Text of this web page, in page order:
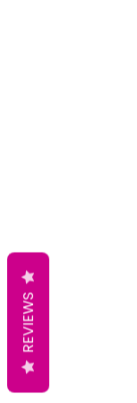
REVIEWS